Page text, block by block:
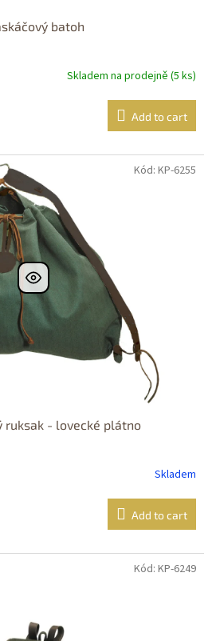
batoh
Skladem na prodejně (5 ks)
Add to cart
ruksak - lovecké plátno
Skladem
Add to cart
Kód: KP-6255
Kód: KP-6249